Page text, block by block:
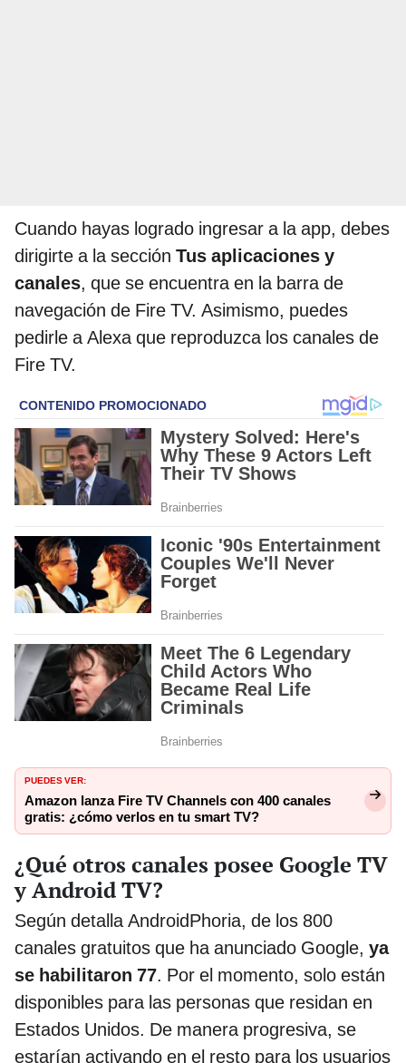
Cuando hayas logrado ingresar a la app, debes
dirigirte a la sección Tus aplicaciones y
canales, que se encuentra en la barra de
navegación de Fire TV. Asimismo, puedes
pedirle a Alexa que reproduzca los canales de
Fire TV.
PUEDES VER:
Amazon lanza Fire TV Channels con 400 canales
gratis: ¿cómo verlos en tu smart TV?
¿Qué otros canales posee Google TV
y Android TV?
Según detalla AndroidPhoria, de los 800
canales gratuitos que ha anunciado Google, ya
se habilitaron 77. Por el momento, solo están
disponibles para las personas que residan en
Estados Unidos. De manera progresiva, se
estarían activando en el resto para los usuarios